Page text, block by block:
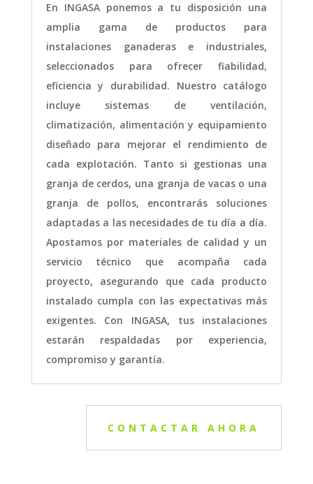
En INGASA ponemos a tu disposición una
amplia gama de productos para
instalaciones ganaderas e industriales,
seleccionados para ofrecer fiabilidad,
eficiencia y durabilidad. Nuestro catálogo
incluye sistemas de ventilación,
climatización, alimentación y equipamiento
diseñado para mejorar el rendimiento de
cada explotación. Tanto si gestionas una
granja de cerdos, una granja de vacas o una
granja de pollos, encontrarás soluciones
adaptadas a las necesidades de tu día a día.
Apostamos por materiales de calidad y un
servicio técnico que acompaña cada
proyecto, asegurando que cada producto
instalado cumpla con las expectativas más
exigentes. Con INGASA, tus instalaciones
estarán respaldadas por experiencia,
compromiso y garantía.
CONTACTAR AHORA